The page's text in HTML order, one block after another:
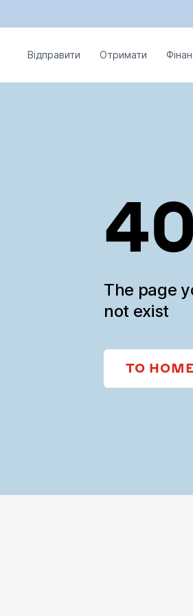
Відправити Отримати
The page
not exist
TO